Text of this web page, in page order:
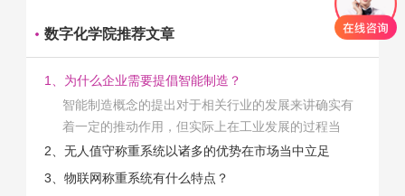
数字化学院推荐文章
1、为什么企业需要提倡智能制造？
智能制造概念的提出对于相关行业的发展来讲确实有
着一定的推动作用，但实际上在工业发展的过程当
中，能够推动相关产业发展的具体结束是非常的多
的。那么为什么企业一定需要...
2、无人值守称重系统以诸多的优势在市场当中立足
3、物联网称重系统有什么特点？